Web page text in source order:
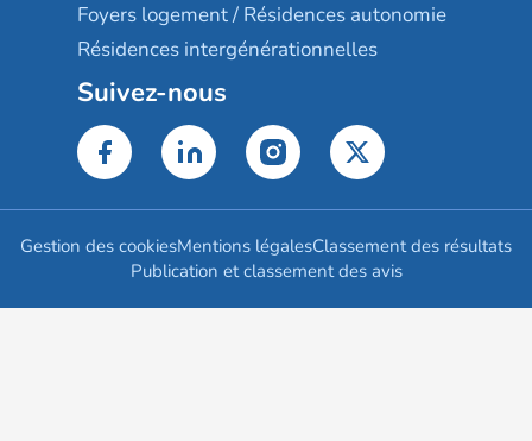
Foyers logement / Résidences autonomie
Résidences intergénérationnelles
Suivez-nous
Gestion des cookiesMentions légalesClassement des résultats
Publication et classement des avis